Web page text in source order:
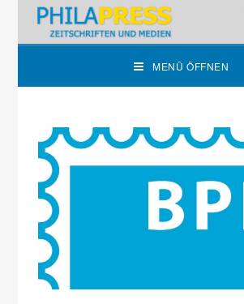
MENÜ ÖFFNEN